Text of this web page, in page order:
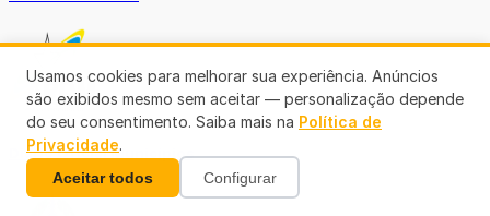
Diário Oficial Municípios
Usamos cookies para melhorar sua experiência. Anúncios
são exibidos mesmo sem aceitar — personalização depende
do seu consentimento. Saiba mais na Política de
Privacidade.
Aceitar todos Configurar